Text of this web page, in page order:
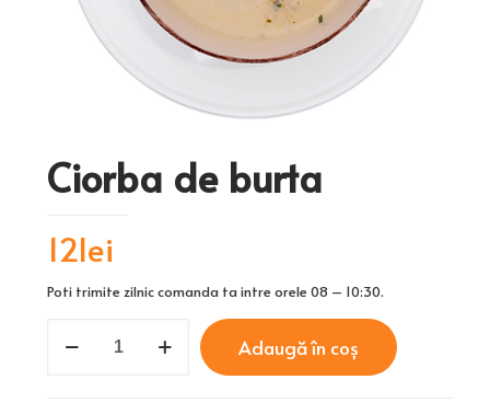
Ciorba de burta
12lei
Poti trimite zilnic comanda ta intre orele 08 – 10:30.
Ciorba
Adaugă în coș